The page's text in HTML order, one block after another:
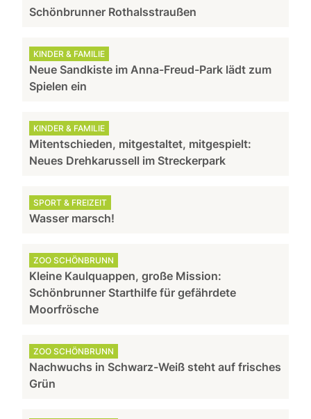
Schönbrunner Rothalsstraußen
KINDER & FAMILIE
Neue Sandkiste im Anna-Freud-Park lädt zum
Spielen ein
KINDER & FAMILIE
Mitentschieden, mitgestaltet, mitgespielt:
Neues Drehkarussell im Streckerpark
SPORT & FREIZEIT
Wasser marsch!
ZOO SCHÖNBRUNN
Kleine Kaulquappen, große Mission:
Schönbrunner Starthilfe für gefährdete
Moorfrösche
ZOO SCHÖNBRUNN
Nachwuchs in Schwarz-Weiß steht auf frisches
Grün